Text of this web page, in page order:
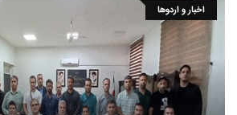
اخبار و اردوها